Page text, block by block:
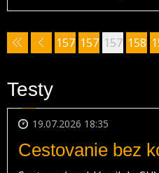
157 157 157 158
Testy
19.07.2026 18:35
Cestovanie bez